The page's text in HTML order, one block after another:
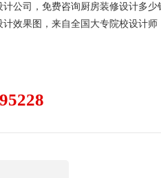
公司，免费咨询厨房装修设计多
效果图，来自全国大专院校设计